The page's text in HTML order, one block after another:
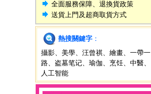
全面服務保障、退換貨政策
送貨上門及超商取貨方式
熱搜關鍵字 ：
攝影
美學 汪曾祺 繪畫
一帶一
路
盗墓笔记 瑜伽 烹饪 中醫
人工智能